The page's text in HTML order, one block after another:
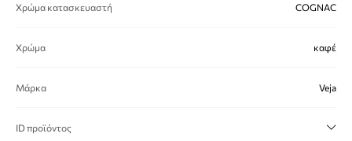
Χρώμα κατασκευαστή COGNAC
Χρώμα καφέ
Μάρκα Veja
ID προϊόντος